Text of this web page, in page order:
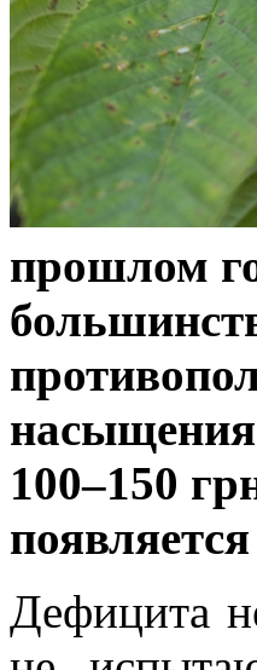
прошлом
насыщения
100–150
Дефицита